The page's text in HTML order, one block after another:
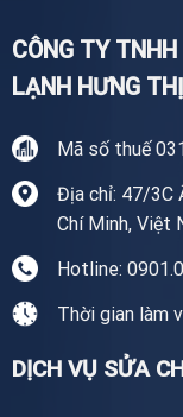
CÔNG TY
LẠNH HƯNG
Mã số thuế
Địa chỉ: 47/3C
Chí Minh, Việt
Hotline:
Thời gian làm
DỊCH VỤ SỬA